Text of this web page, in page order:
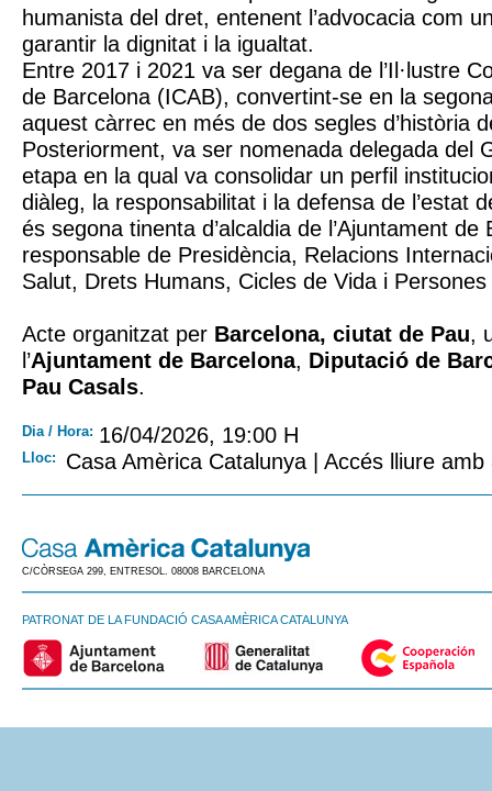
humanista del dret, entenent l’advocacia com
garantir la dignitat i la igualtat.
Entre 2017 i 2021 va ser degana de l’Il·lustre
de Barcelona (ICAB), convertint-se en la
aquest càrrec en més de dos segles d’història
Posteriorment, va ser nomenada delegada del
etapa en la qual va consolidar un perfil
diàleg, la responsabilitat i la defensa de l’estat
és segona tinenta d’alcaldia de l’Ajuntament de
responsable de Presidència, Relacions
Salut, Drets Humans, Cicles de Vida i
Acte organitzat per Barcelona, ciutat de Pau,
l’Ajuntament de Barcelona, Diputació de
Pau Casals.
Dia / Hora: 16/04/2026, 19:00 H
Lloc: Casa Amèrica Catalunya | Accés lliure
C/CÒRSEGA 299, ENTRESOL. 08008 BARCELONA
PATRONAT DE LA FUNDACIÓ CASA AMÈRICA CATALUNYA